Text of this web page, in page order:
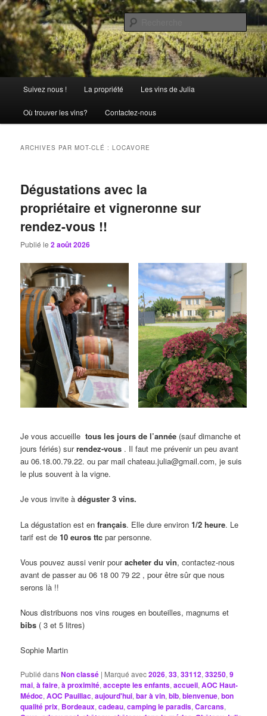
Aller
au
contenu
principal
Aller
au
contenu
secondaireChâteau Julia
La passion comme tradition
principal
Suivez nous ! La propriété Les vins de Julia
Où trouver les vins? Contactez-nous
ARCHIVES PAR MOT-CLÉ :LOCAVORE
Dégustations avec la
propriétaire et vigneronne sur
rendez-vous !!
Publié le2 août 2026
Je vous accueille tous les jours de l’année (sauf dimanche et
jours fériés) surrendez-vous . Il faut me prévenir un peu avant
au 06.18.00.79.22. ou par mail chateau.julia@gmail.com, je suis
le plus souvent à la vigne.
Je vous invite àdéguster 3 vins.
La dégustation est enfrançais. Elle dure environ1/2 heure. Le
tarif est de10 euros ttcpar personne.
Vous pouvez aussi venir pouracheter du vin, contactez-nous
avant de passer au 06 18 00 79 22 , pour être sûr que nous
serons là !!
Nous distribuons nos vins rouges en bouteilles, magnums et
bibs ( 3 et 5 litres)
Sophie Martin
Publié dansNon classé | Marqué avec2026,33,33112,33250,9
mai,à faire,à proximité,accepte les enfants,accueil,AOC Haut-
Médoc,AOC Pauillac,aujourd'hui,bar à vin,bib,bienvenue,bon
qualité prix, Bordeaux,cadeau,camping le paradis,Carcans,